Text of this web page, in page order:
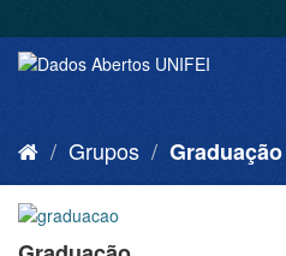
Grupos Graduação